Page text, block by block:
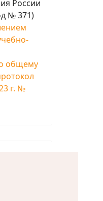
России
№ 371)
общему
г. №